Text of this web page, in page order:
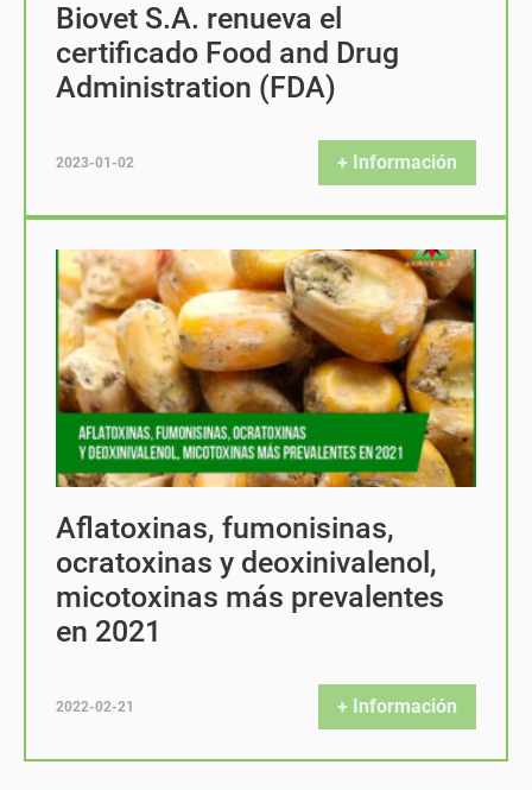
Biovet S.A. renueva el
certificado Food and Drug
Administration (FDA)
2023-01-02 + Información
Aflatoxinas, fumonisinas,
ocratoxinas y deoxinivalenol,
micotoxinas más prevalentes
en 2021
2022-02-21 + Información